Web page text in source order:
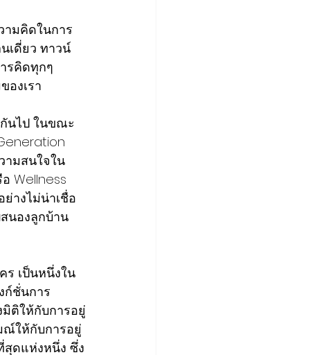
มคิดในการ
เดี่ยว ทาวน์
รคิดทุกๆ
องเรา
นไป ในขณะ
ามสนใจใน
Wellness
างไม่น่าเชื่อ
นองลูกบ้าน
ร เป็นหนึ่งใน
ก์ชั่นการ
ติให้กับการอยู่
ณ์ให้กับการอยู่
สุดแห่งหนึ่ง ซึ่ง